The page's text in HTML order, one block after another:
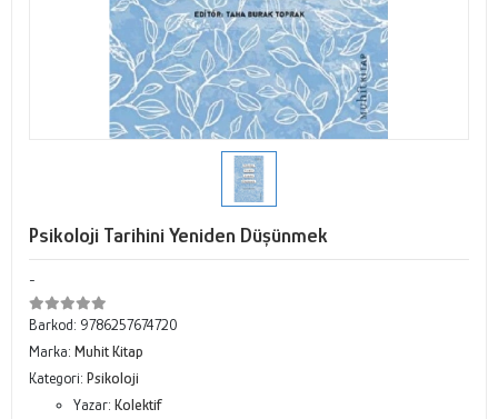
Psikoloji Tarihini Yeniden Düşünmek
-
Barkod: 9786257674720
Marka: Muhit Kitap
Kategori: Psikoloji
Yazar: Kolektif